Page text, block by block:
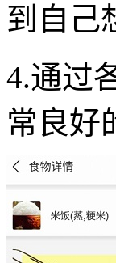
到自己
4.通过
常良好